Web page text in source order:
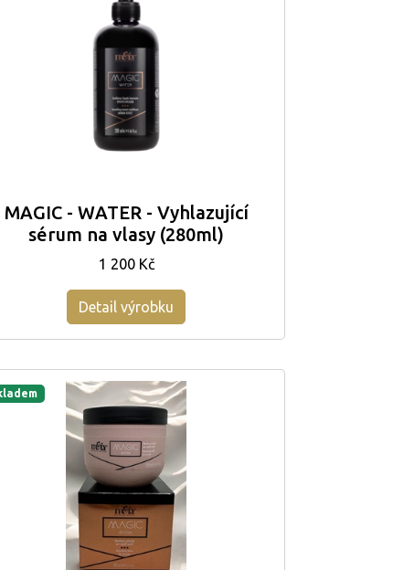
MAGIC - WATER - Vyhlazující
sérum na vlasy (280ml)
1 200 Kč
Detail výrobku